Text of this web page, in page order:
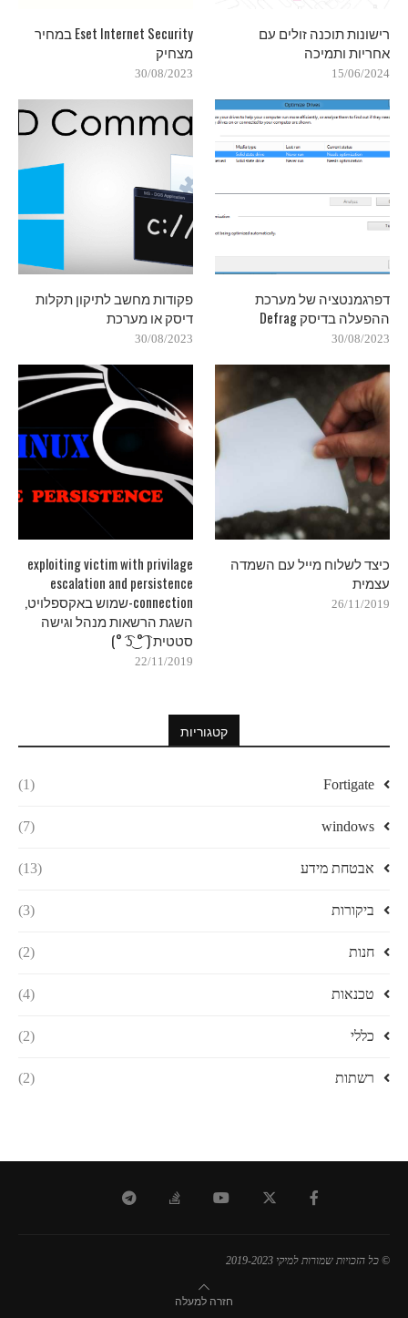
רישונות תוכנה זולים עם
אחריות ותמיכה
15/06/2024
Eset Internet Security במחיר
מצחיק
30/08/2023
דפרגמנטציה של מערכת
ההפעלה בדיסק Defrag
30/08/2023
פקודות מחשב לתיקון תקלות
דיסק או מערכת
30/08/2023
כיצד לשלוח מייל עם השמדה
עצמית
26/11/2019
exploiting victim with privilage
escalation and persistence
connection-שמוש באקספלויט,
השגת הרשאות מנהל וגישה
סטטית ( ͡° ͜ʖ ͡°)
22/11/2019
קטגוריות
Fortigate
(1)
windows
(7)
אבטחת מידע (13)
ביקורות (3)
חנות (2)
טכנאות (4)
כללי (2)
רשתות (2)
© כל הזכויות שמורות למיקי 2019-2023
חזרה למעלה